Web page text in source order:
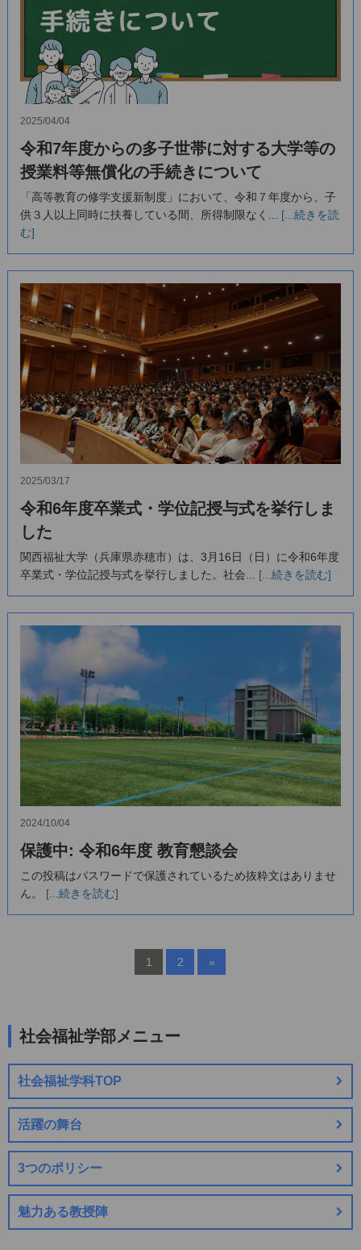
2025/04/04
令和7年度からの多子世帯に対する大学等の
授業料等無償化の手続きについて
「高等教育の修学支援新制度」において、令和７年度から、子
供３人以上同時に扶養している間、所得制限なく... [...続きを読
む]
2025/03/17
令和6年度卒業式・学位記授与式を挙行しま
した
関西福祉大学（兵庫県赤穂市）は、3月16日（日）に令和6年度
卒業式・学位記授与式を挙行しました。社会... [...続きを読む]
2024/10/04
保護中: 令和6年度 教育懇談会
この投稿はパスワードで保護されているため抜粋文はありませ
ん。 [...続きを読む]
1 2 »
社会福祉学部メニュー
社会福祉学科TOP
活躍の舞台
3つのポリシー
魅力ある教授陣